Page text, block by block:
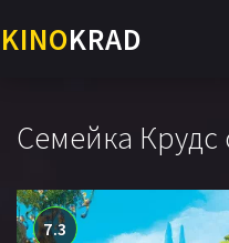
KINOKRAD
Семейка Крудс
7.3